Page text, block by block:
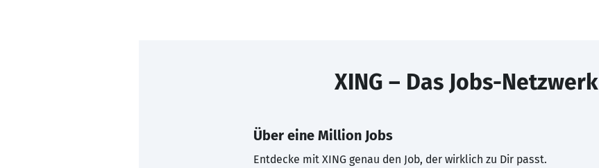
XING – Das Jobs-Netzwerk
Über eine Million Jobs
Entdecke mit XING genau den Job, der wirklich zu Dir passt.